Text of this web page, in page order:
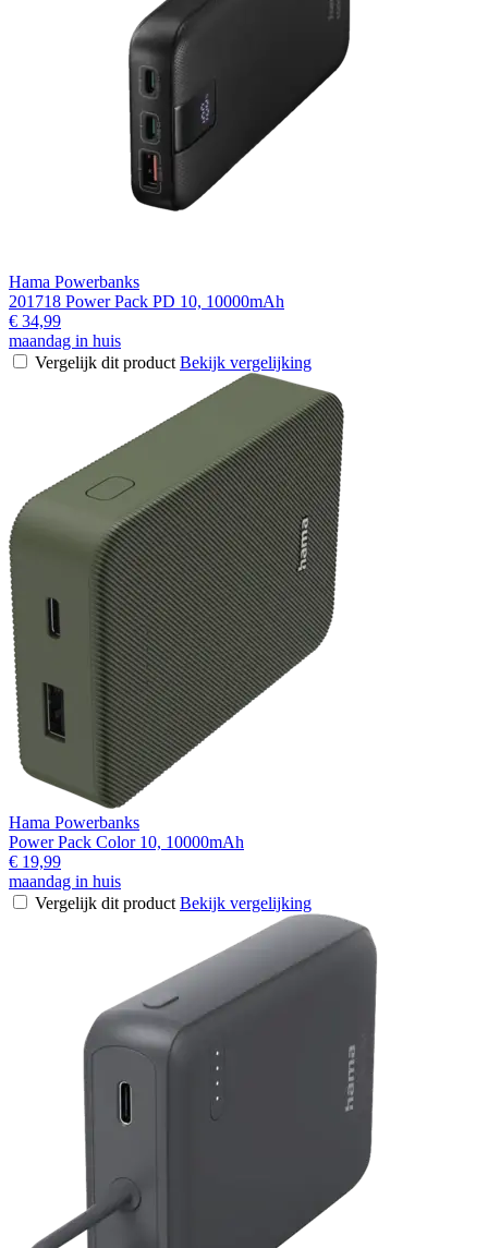
Hama Powerbanks
201718 Power Pack PD 10, 10000mAh
€ 34,99
maandag in huis
Vergelijk dit product Bekijk vergelijking
Hama Powerbanks
Power Pack Color 10, 10000mAh
€ 19,99
maandag in huis
Vergelijk dit product Bekijk vergelijking